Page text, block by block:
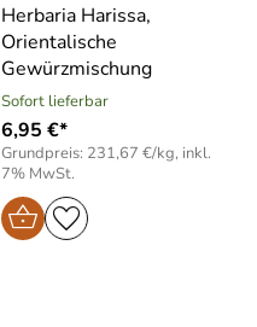
Herbaria Harissa,
Orientalische
Gewürzmischung
Sofort lieferbar
6,95 €*
Grundpreis: 231,67 €/kg, inkl.
7% MwSt.